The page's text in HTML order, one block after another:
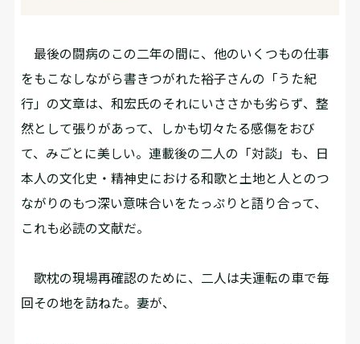
最後の闘病のこの二年の間に、他のいくつもの仕事
をもこなしながら書きつがれた裕子さんの「うた紀
行」の文章は、和宏氏のそれにいささかも劣らず、整
然として張りがあって、しかも切々たる感傷をおび
て、みごとに美しい。連載後の二人の「対談」も、日
本人の文化史・精神史における和歌と土地と人とのつ
ながりのもつ深い意味合いをたっぷりと語り合って、
これも必読の文献だ。
歌枕の現場再確認のために、二人は夫運転の車で毎
回その地を訪ねた。妻が、